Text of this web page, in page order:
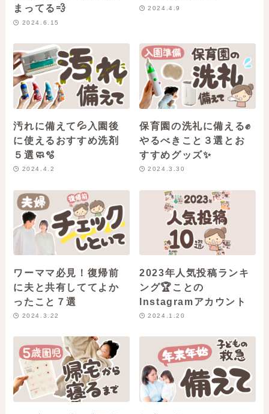
まってる💨
2024.6.15
2024.4.9
汚れに備えて💦入園後
に使えるおすすめ洗剤
５選🧼🫧
2024.4.2
保育園の洗礼に備える✊
やるべきこと３選とお
すすめグッズ✨
2024.3.30
ワーママ必見！復帰前
に夫と共有しててよか
ったこと７選
2024.3.22
2023年人気投稿ランキ
ング🏆ことの
Instagramアカウント
2024.1.20